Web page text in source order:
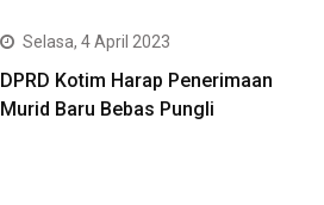
Selasa, 4 April 2023
DPRD Kotim Harap Penerimaan
Murid Baru Bebas Pungli